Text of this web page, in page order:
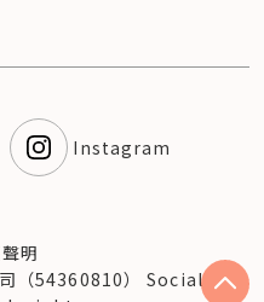
Instagram
明
（54360810） Social